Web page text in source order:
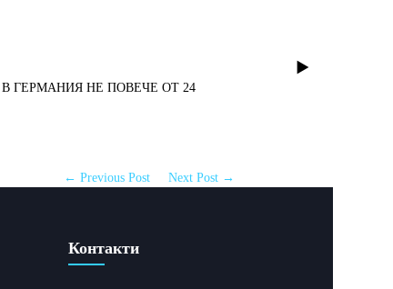
ГЕРМАНИЯ НЕ ПОВЕЧЕ ОТ 24
← Previous Post Next Post →
Контакти